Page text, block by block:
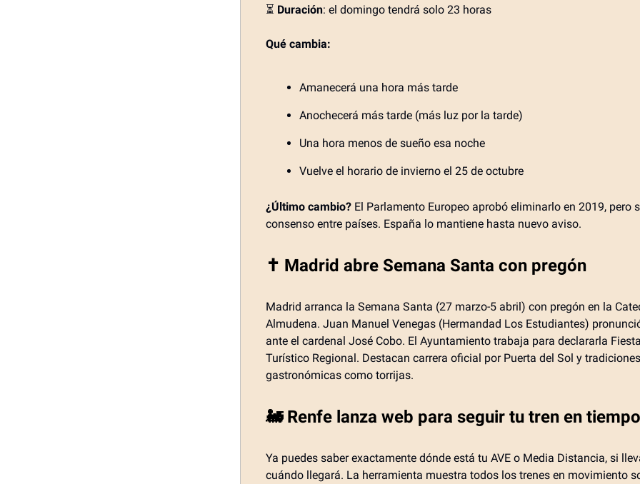
⏳ Duración: el domingo tendrá solo 23 horas
Qué cambia:
Amanecerá una hora más tarde
Anochecerá más tarde (más luz por la tarde)
Una hora menos de sueño esa noche
Vuelve el horario de invierno el 25 de octubre
¿Último cambio? El Parlamento Europeo aprobó eliminarlo en 2019, pero
consenso entre países. España lo mantiene hasta nuevo aviso.
✝️ Madrid abre Semana Santa con pregón
Madrid arranca la Semana Santa (27 marzo-5 abril) con pregón en la
Almudena. Juan Manuel Venegas (Hermandad Los Estudiantes)
ante el cardenal José Cobo. El Ayuntamiento trabaja para declararla
Turístico Regional. Destacan carrera oficial por Puerta del Sol y tradiciones
gastronómicas como torrijas.
🚂 Renfe lanza web para seguir tu tren en
Ya puedes saber exactamente dónde está tu AVE o Media Distancia, si
cuándo llegará. La herramienta muestra todos los trenes en movimiento